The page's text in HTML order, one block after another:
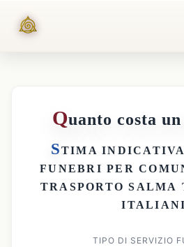
Quanto costa
STIMA
FUNEBRI PER
TRASPORTO SALMA
TIPO DI SERVIZIO